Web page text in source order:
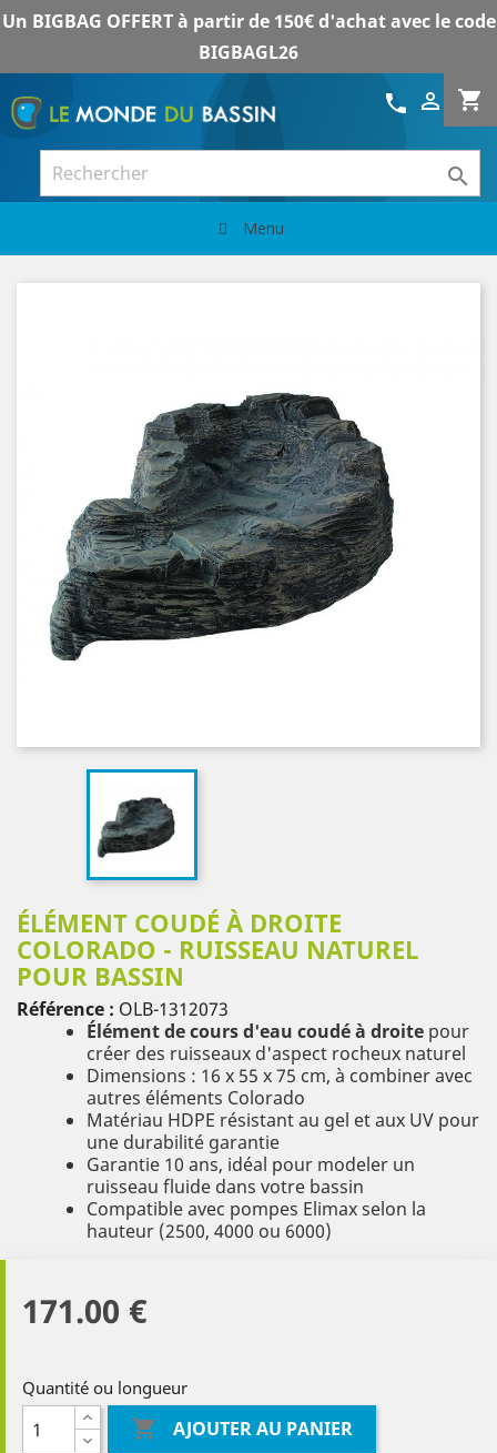
Un BIGBAG OFFERT à partir de 150€ d'achat avec le code
BIGBAGL26
shopping_cart

call

Menu
ÉLÉMENT COUDÉ À DROITE
COLORADO - RUISSEAU NATUREL
POUR BASSIN
Référence : OLB-1312073
Élément de cours d'eau coudé à droitepour
créer des ruisseaux d'aspect rocheux naturel
Dimensions : 16 x 55 x 75 cm, à combiner avec
autres éléments Colorado
Matériau HDPE résistant au gel et aux UV pour
une durabilité garantie
Garantie 10 ans, idéal pour modeler un
ruisseau fluide dans votre bassin
Compatible avec pompes Elimax selon la
hauteur (2500, 4000 ou 6000)
171.00 €
Quantité ou longueur
 AJOUTER AU PANIER